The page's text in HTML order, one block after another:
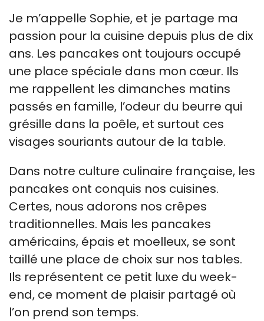
Je m’appelle Sophie, et je partage ma
passion pour la cuisine depuis plus de dix
ans. Les pancakes ont toujours occupé
une place spéciale dans mon cœur. Ils
me rappellent les dimanches matins
passés en famille, l’odeur du beurre qui
grésille dans la poêle, et surtout ces
visages souriants autour de la table.
Dans notre culture culinaire française, les
pancakes ont conquis nos cuisines.
Certes, nous adorons nos crêpes
traditionnelles. Mais les pancakes
américains, épais et moelleux, se sont
taillé une place de choix sur nos tables.
Ils représentent ce petit luxe du week-
end, ce moment de plaisir partagé où
l’on prend son temps.